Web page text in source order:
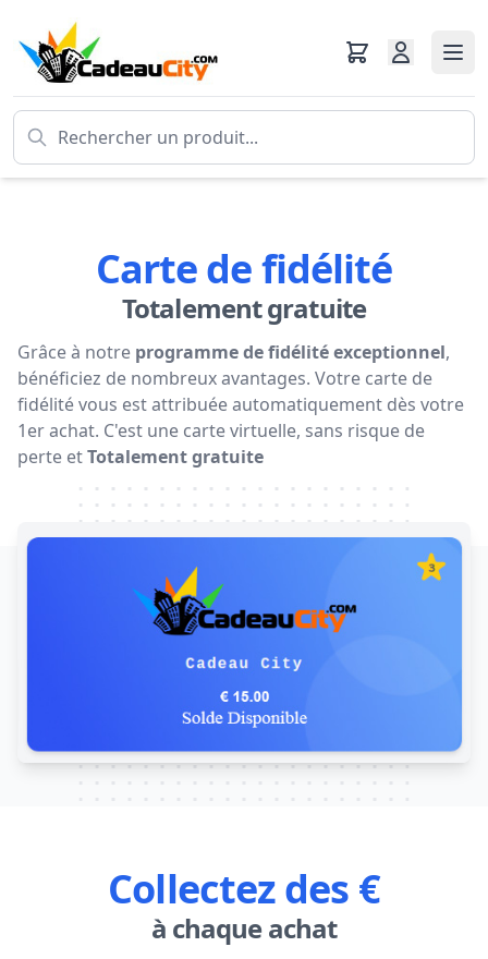
Carte de fidélité
Totalement gratuite
Grâce à notre programme de fidélité exceptionnel,
bénéficiez de nombreux avantages. Votre carte de
fidélité vous est attribuée automatiquement dès votre
1er achat. C'est une carte virtuelle, sans risque de
perte etTotalement gratuite
Collectez des €
à chaque achat